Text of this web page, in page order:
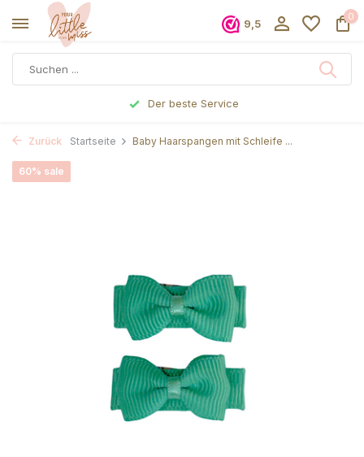
9,5
0
Der beste Service
Zurück Startseite Baby Haarspangen mit Schleife ...
60% sale